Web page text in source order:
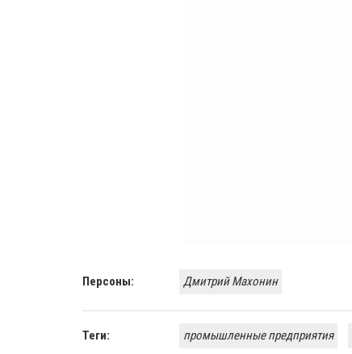
Персоны: Дмитрий Махонин
Теги: промышленные предприятия